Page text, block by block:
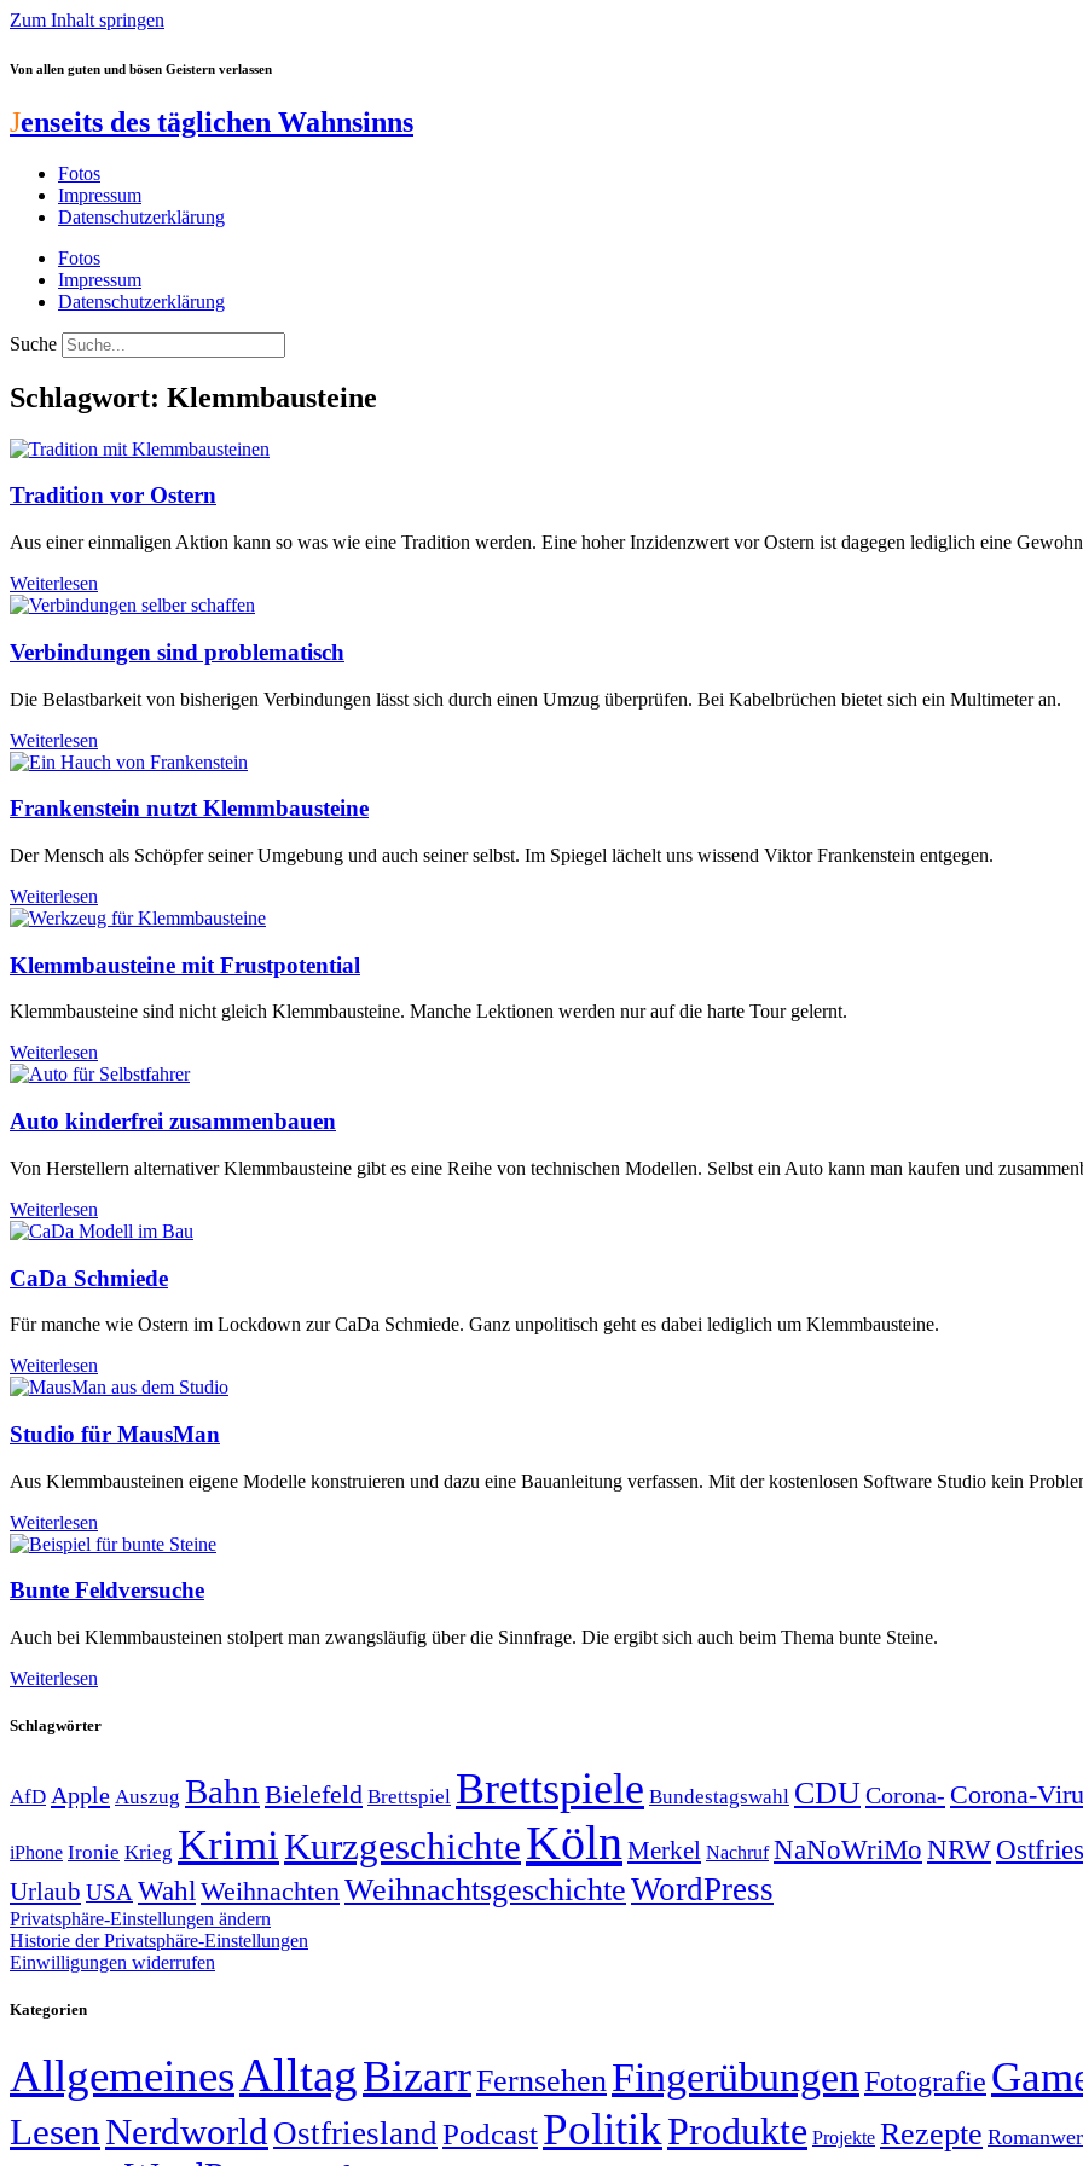
Zum Inhalt springen
Von allen guten und bösen Geistern verlassen
Jenseits des täglichen Wahnsinns
Fotos
Impressum
Datenschutzerklärung
Fotos
Impressum
Datenschutzerklärung
Suche
Schlagwort: Klemmbausteine
Tradition vor Ostern
Aus einer einmaligen Aktion kann so was wie eine Tradition werden. Eine hoher Inzidenzwert vor Ostern ist dagegen lediglich eine
Weiterlesen
Verbindungen sind problematisch
Die Belastbarkeit von bisherigen Verbindungen lässt sich durch einen Umzug überprüfen. Bei Kabelbrüchen bietet sich ein Multimeter an.
Weiterlesen
Frankenstein nutzt Klemmbausteine
Der Mensch als Schöpfer seiner Umgebung und auch seiner selbst. Im Spiegel lächelt uns wissend Viktor Frankenstein entgegen.
Weiterlesen
Klemmbausteine mit Frustpotential
Klemmbausteine sind nicht gleich Klemmbausteine. Manche Lektionen werden nur auf die harte Tour gelernt.
Weiterlesen
Auto kinderfrei zusammenbauen
Von Herstellern alternativer Klemmbausteine gibt es eine Reihe von technischen Modellen. Selbst ein Auto kann man kaufen und
Weiterlesen
CaDa Schmiede
Für manche wie Ostern im Lockdown zur CaDa Schmiede. Ganz unpolitisch geht es dabei lediglich um Klemmbausteine.
Weiterlesen
Studio für MausMan
Aus Klemmbausteinen eigene Modelle konstruieren und dazu eine Bauanleitung verfassen. Mit der kostenlosen Software Studio kein
Weiterlesen
Bunte Feldversuche
Auch bei Klemmbausteinen stolpert man zwangsläufig über die Sinnfrage. Die ergibt sich auch beim Thema bunte Steine.
Weiterlesen
Schlagwörter
AfD Apple Auszug Bahn Bielefeld Brettspiel Brettspiele Bundestagswahl CDUCorona- Corona-
iPhone Ironie Krieg Krimi KurzgeschichteKöln Merkel Nachruf NaNoWriMo NRW
Urlaub USA Wahl Weihnachten WeihnachtsgeschichteWordPress
Privatsphäre-Einstellungen ändern
Historie der Privatsphäre-Einstellungen
Einwilligungen widerrufen
Kategorien
AllgemeinesAlltagBizarrFernsehenFingerübungen Fotografie
Lesen Nerdworld Ostfriesland PodcastPolitikProdukte Projekte Rezepte